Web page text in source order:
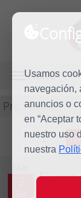
Usamos
navegación,
anuncios o
en “Aceptar
nuestro uso
nuestra
MENÚ
Predicación
L M